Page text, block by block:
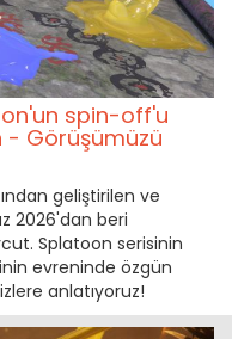
spin-off'u
- Görüşümüzü
geliştirilen ve
2026'dan beri
Splatoon serisinin
evreninde özgün
anlatıyoruz!